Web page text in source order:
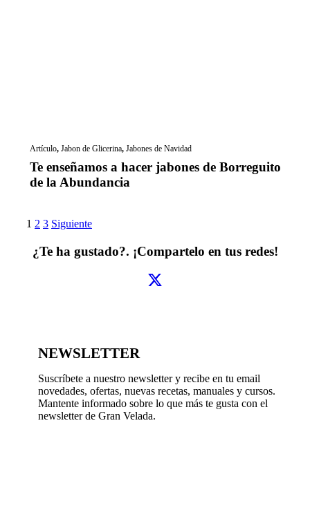
Artículo, Jabon de Glicerina, Jabones de Navidad
Te enseñamos a hacer jabones de Borreguito
de la Abundancia
1 2 3 Siguiente
¿Te ha gustado?. ¡Compartelo en tus redes!
NEWSLETTER
Suscríbete a nuestro newsletter y recibe en tu email
novedades, ofertas, nuevas recetas, manuales y cursos.
Mantente informado sobre lo que más te gusta con el
newsletter de Gran Velada.